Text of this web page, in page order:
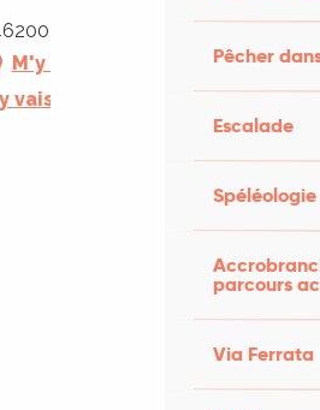
Pêcher
Escalade
Spéléologie
parcours
Via Ferrata
Pinsac
M'y rendre
vais en train !